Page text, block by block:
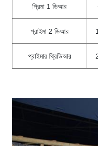
প্রিমা 1 ডিআর
প্রাইমা 2 ডিআর
প্রাইমার থ্রিডিআর